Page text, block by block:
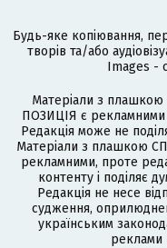
Будь-яке копіювання,
творів та/або
Images -
Матеріали з
ПОЗИЦІЯ є рекламними
Редакція може не
Матеріали з плашкою
рекламними, проте
контенту і поділяє
Редакція не несе
судження,
українським
реклами